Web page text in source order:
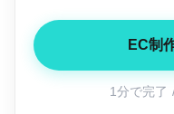
EC制
1分で完了